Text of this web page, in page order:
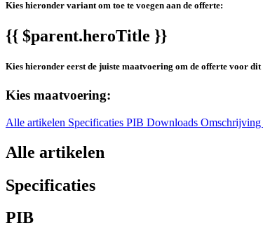
Kies hieronder variant om toe te voegen aan de offerte:
{{ $parent.heroTitle }}
Kies hieronder eerst de juiste maatvoering om de offerte voor
Kies maatvoering:
Alle artikelen Specificaties PIB Downloads Omschrijving
Alle artikelen
Specificaties
PIB